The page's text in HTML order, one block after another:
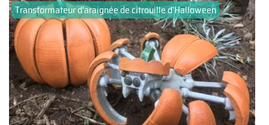
Transformateur d'araignée de citrouille d'Halloween